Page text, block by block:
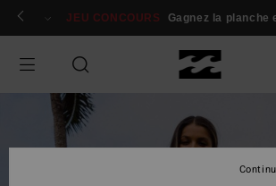
Passer
Se connecter / s'inscrire
JEU CONCOURS Gagnez la planche